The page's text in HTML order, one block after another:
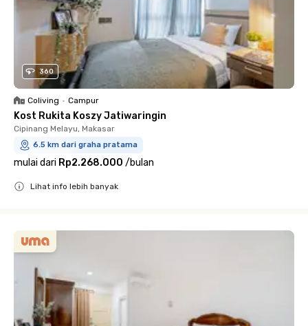
360
Coliving • Campur
Kost Rukita Koszy Jatiwaringin
Cipinang Melayu, Makasar
6.5 km dari graha pratama
mulai dari Rp2.268.000 /bulan
Lihat info lebih banyak